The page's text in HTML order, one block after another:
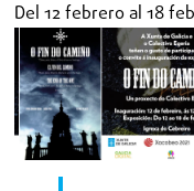
Del12 febrero al18